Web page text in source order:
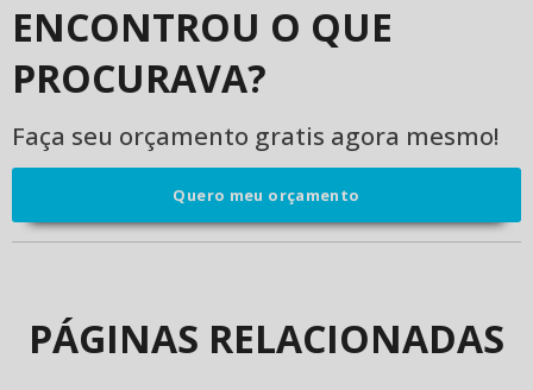
ENCONTROU O QUE
PROCURAVA?
Faça seu orçamento gratis agora mesmo!
Quero meu orçamento
PÁGINAS RELACIONADAS